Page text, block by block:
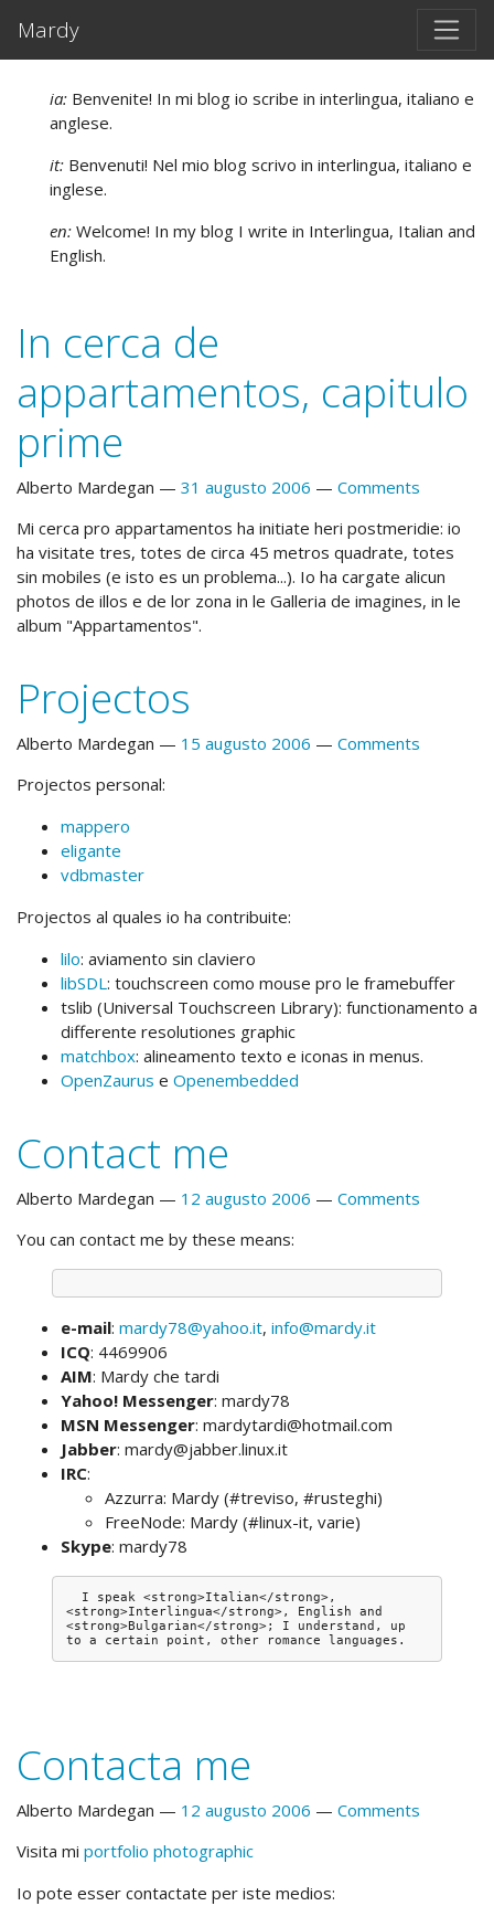
Mardy
ia: Benvenite! In mi blog io scribe in interlingua, italiano e
anglese.
it: Benvenuti! Nel mio blog scrivo in interlingua, italiano e
inglese.
en: Welcome! In my blog I write in Interlingua, Italian and
English.
In cerca de
appartamentos, capitulo
prime
Alberto Mardegan 31 augusto 2006
Comments
Mi cerca pro appartamentos ha initiate heri postmeridie: io
ha visitate tres, totes de circa 45 metros quadrate, totes
sin mobiles (e isto es un problema...). Io ha cargate alicun
photos de illos e de lor zona in le Galleria de imagines, in le
album "Appartamentos".
Projectos
Alberto Mardegan 15 augusto 2006
Comments
Projectos personal:
mappero
eligante
vdbmaster
Projectos al quales io ha contribuite:
lilo: aviamento sin claviero
libSDL: touchscreen como mouse pro le framebuffer
tslib (Universal Touchscreen Library): functionamento a
differente resolutiones graphic
matchbox: alineamento texto e iconas in menus.
OpenZaurus e Openembedded
Contact me
Alberto Mardegan 12 augusto 2006
Comments
You can contact me by these means:
e-mail: mardy78@yahoo.it, info@mardy.it
ICQ: 4469906
AIM: Mardy che tardi
Yahoo! Messenger: mardy78
MSN Messenger: mardytardi@hotmail.com
Jabber: mardy@jabber.linux.it
IRC:
Azzurra: Mardy (#treviso, #rusteghi)
FreeNode: Mardy (#linux-it, varie)
Skype: mardy78
<strong>Interlingua</strong>, English and
<strong>Bulgarian</strong>; I understand, up
Contacta me
Alberto Mardegan 12 augusto 2006
Comments
Visita mi portfolio photographic
Io pote esser contactate per iste medios: